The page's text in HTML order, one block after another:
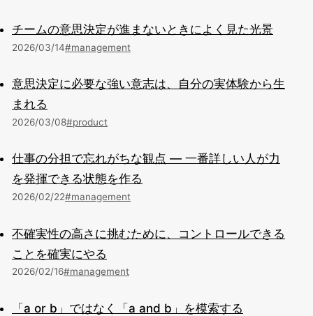
チームの意思決定が進まないときによく見た光景
2026/03/14#management
意思決定に必要な強い意志は、自分の実体験から生
まれる
2026/03/08#product
仕事の分担で忘れがちな観点 — 一番詳しい人が力
を発揮できる状態を作る
2026/02/22#management
不確実性の高さに挑むために、コントロールできる
ことを確実にやる
2026/02/16#management
「a or b」ではなく「a and b」を模索する